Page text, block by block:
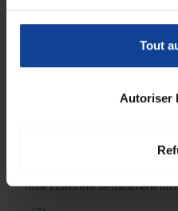
Tout
Autoriser
personnes allergiques à l’un des
muqueuses et les yeux. Produit à
Avant toute application, veuillez
Ingrédients actifs :
Huile Essentielle de Cajeput BIO
Huile Essentielle de Girofle BIO
Huile Essentielle de Gaulthérie BIO